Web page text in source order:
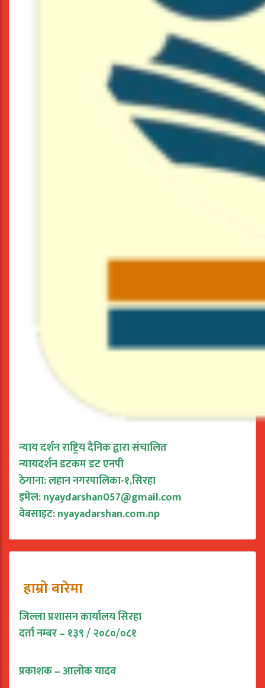
न्याय दर्शन राष्ट्रिय दैनिक द्वारा संचालित
न्यायदर्शन डटकम डट एनपी
ठेगाना: लहान नगरपालिका-१,सिरहा
इमेल:nyaydarshan057@gmail.com
वेबसाइट: nyayadarshan.com.np
हाम्रो बारेमा
जिल्ला प्रशासन कार्यालय सिरहा
दर्ता नम्बर – १३९ / २०८०/०८१
प्रकाशक – आलोक यादव